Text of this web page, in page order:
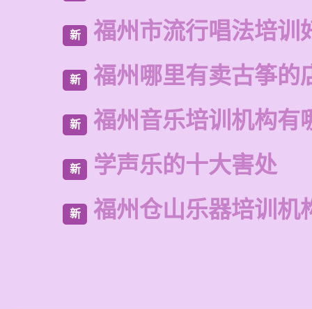
新 福州市流行唱法培训
新 福州哪里有卖古筝的
新 福州音乐培训机构有
新 学声乐的十大害处
新 福州仓山乐器培训机